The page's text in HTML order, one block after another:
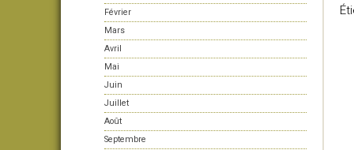
Février
Mars
Avril
Mai
Juin
Juillet
Août
Septembre